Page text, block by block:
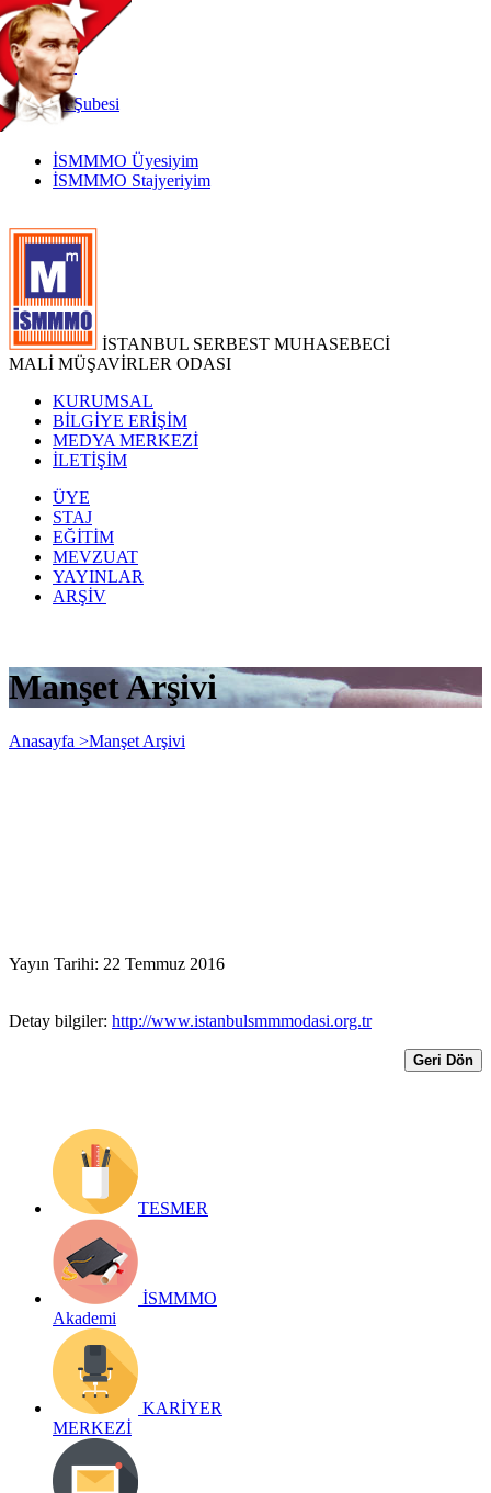
TR
|
EN
İnternetŞubesi
İSMMMO Üyesiyim
İSMMMO Stajyeriyim
İSTANBUL SERBEST MUHASEBECİ
MALİ MÜŞAVİRLER ODASI
KURUMSAL
BİLGİYE ERİŞİM
MEDYA MERKEZİ
İLETİŞİM
ÜYE
STAJ
EĞİTİM
MEVZUAT
YAYINLAR
ARŞİV
Manşet Arşivi
Anasayfa >Manşet Arşivi
Yayın Tarihi: 22 Temmuz 2016
Detay bilgiler: http://www.istanbulsmmmodasi.org.tr
Geri Dön
TESMER
İSMMMO
Akademi
KARİYER
MERKEZİ